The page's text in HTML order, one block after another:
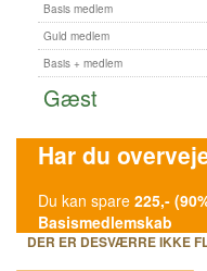
Basis medlem
Guld medlem
Basis + medlem
Gæst
Har du
Du kan spare 225,-
Basismedlemskab
DER ER DESVÆRRE IKKE